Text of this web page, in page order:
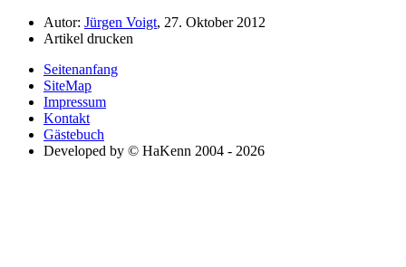
Autor: Jürgen Voigt, 27. Oktober 2012
Artikel drucken
Seitenanfang
SiteMap
Impressum
Kontakt
Gästebuch
Developed by © HaKenn 2004 - 2026